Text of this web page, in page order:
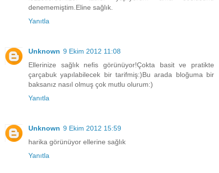
denememiştim.Eline sağlık.
Yanıtla
Unknown 9 Ekim 2012 11:08
Ellerinize sağlık nefis görünüyor!Çokta basit ve pratikte
çarçabuk yapılabilecek bir tarifmiş:)Bu arada bloğuma bir
baksanız nasıl olmuş çok mutlu olurum:)
Yanıtla
Unknown 9 Ekim 2012 15:59
harika görünüyor ellerine sağlık
Yanıtla